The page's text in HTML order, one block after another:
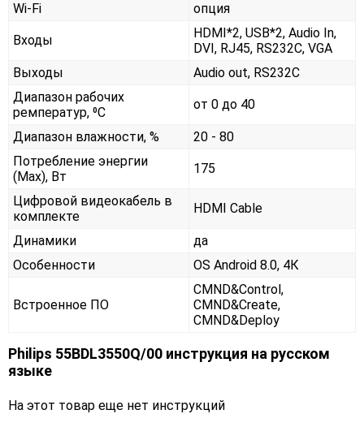
Wi-Fi
опция
Входы
HDMI*2, USB*2, Audio In,
DVI, RJ45, RS232С, VGA
Выходы
Audio out, RS232С
Диапазон рабочих
ремператур, ⁰С
от 0 до 40
Диапазон влажности, %
20 - 80
Потребление энергии
(Max), Вт
175
Цифровой видеокабель в
комплекте
HDMI Cable
Динамики
да
Особенности
OS Android 8.0, 4К
Встроенное ПО
CMND&Control,
CMND&Create,
CMND&Deploy
Philips 55BDL3550Q/00 инструкция на русском
языке
На этот товар еще нет инструкций